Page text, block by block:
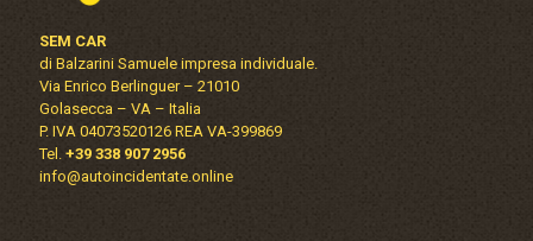
SEM CAR
di Balzarini Samuele impresa individuale.
Via Enrico Berlinguer – 21010
Golasecca – VA – Italia
P. IVA 04073520126 REA VA-399869
Tel. +39 338 907 2956
info@autoincidentate.online